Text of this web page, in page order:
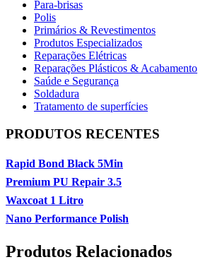
Para-brisas
Polis
Primários & Revestimentos
Produtos Especializados
Reparações Elétricas
Reparações Plásticos & Acabamento
Saúde e Segurança
Soldadura
Tratamento de superfícies
PRODUTOS RECENTES
Rapid Bond Black 5Min
Premium PU Repair 3.5
Waxcoat 1 Litro
Nano Performance Polish
Produtos Relacionados